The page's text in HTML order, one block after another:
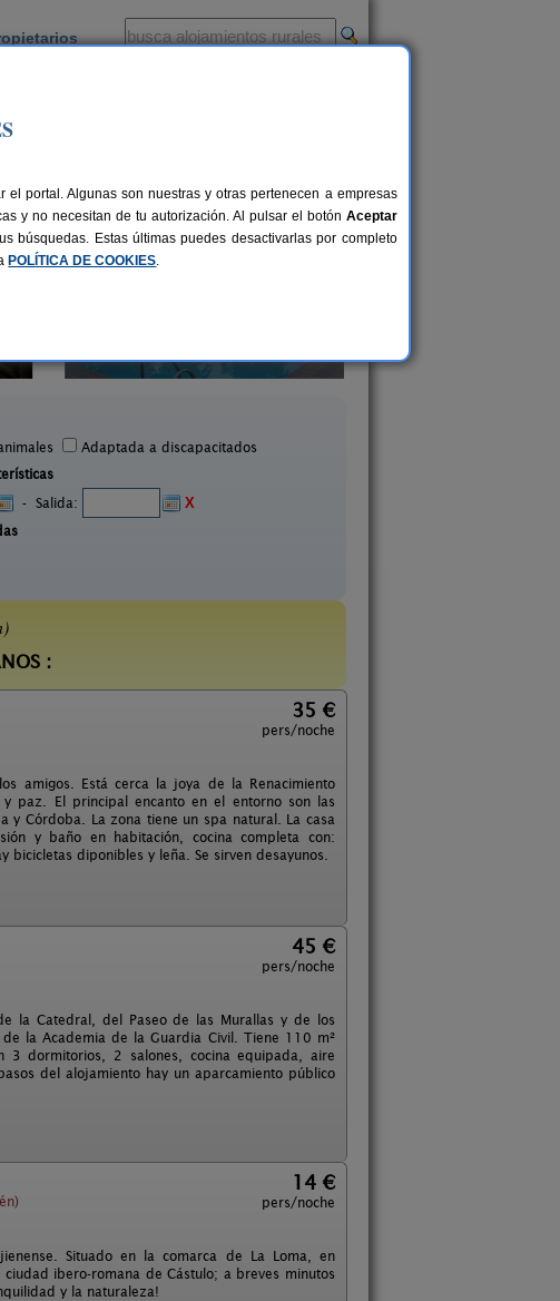
Adaptada a discapacitados
- Salida:
X
:
35 €
pers/noche
amigos. Está cerca la joya de la Renacimiento
paz. El principal encanto en el entorno son las
y Córdoba. La zona tiene un spa natural. La casa
y baño en habitación, cocina completa con:
diponibles y leña. Se sirven desayunos.
45 €
pers/noche
la Catedral, del Paseo de las Murallas y de los
la Academia de la Guardia Civil. Tiene 110 m²
dormitorios, 2 salones, cocina equipada, aire
del alojamiento hay un aparcamiento público
14 €
pers/noche
Situado en la comarca de La Loma, en
ibero-romana de Cástulo; a breves minutos
y la naturaleza!
portal. Algunas son nuestras y otras pertenecen a empresas
y no necesitan de tu autorización. Al pulsar el botón Aceptar
búsquedas. Estas últimas puedes desactivarlas por completo
POLÍTICA DE COOKIES.